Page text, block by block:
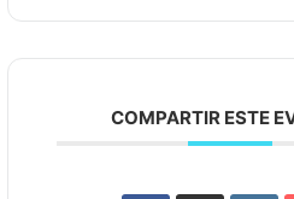
COMPARTIR ESTE